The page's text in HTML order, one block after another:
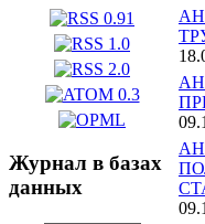
Журнал в базах
данных